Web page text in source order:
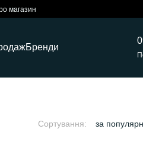
магазин
Бренди
Сортування: за